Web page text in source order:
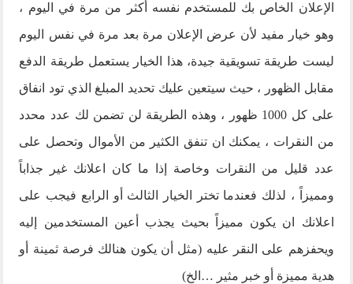
الإعلان الخاص بك للمستخدم نفسه أكثر من مرة في اليوم ،
وهو خيار مفيد لأن عرض الإعلان مرة بعد مرة في نفس اليوم
ليست طريقة تسويقية جيدة، هذا الخيار يستعمل طريقة الدفع
مقابل الظهور ، حيث سيتعين عليك تحديد المبلغ الذي تود انفاق
على كل 1000 ظهور ، وهذه الطريقة لن تضمن لك عدد محدد
من النقرات ، يمكنك ان تنفق الكثير من الأموال وتحصل على
عدد قليل من النقرات وخاصة إذا ما كان اعلانك غير جذاباً
ومميزاً ، لذلك فعندما تختر الخيار الثالث أو الرابع فيجب على
اعلانك ان يكون مميزاً بحيث يجذب أعين المستخدمين إليه
ويحفزهم على النقر عليه (مثل أن يكون هنالك فرصة ثمينة أو
هدية مميزة أو خبر مثير …الخ)